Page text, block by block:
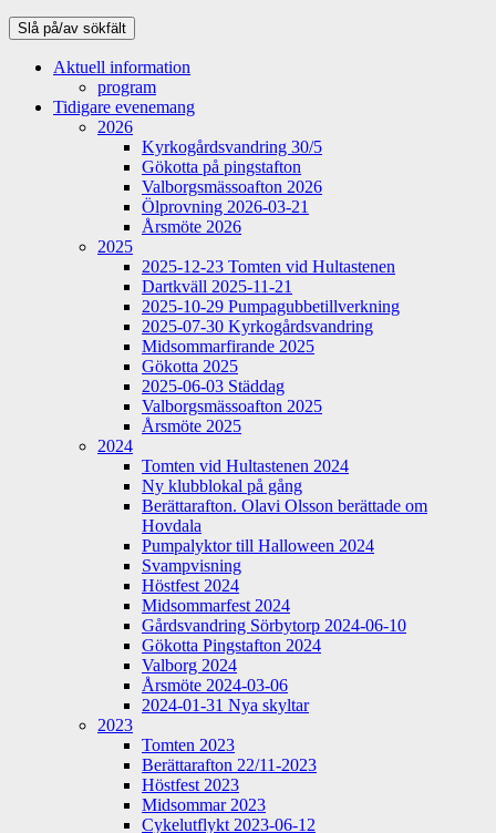
Slå på/av sökfält
Aktuell information
program
Tidigare evenemang
2026
Kyrkogårdsvandring 30/5
Gökotta på pingstafton
Valborgsmässoafton 2026
Ölprovning 2026-03-21
Årsmöte 2026
2025
2025-12-23 Tomten vid Hultastenen
Dartkväll 2025-11-21
2025-10-29 Pumpagubbetillverkning
2025-07-30 Kyrkogårdsvandring
Midsommarfirande 2025
Gökotta 2025
2025-06-03 Städdag
Valborgsmässoafton 2025
Årsmöte 2025
2024
Tomten vid Hultastenen 2024
Ny klubblokal på gång
Berättarafton. Olavi Olsson berättade om
Hovdala
Pumpalyktor till Halloween 2024
Svampvisning
Höstfest 2024
Midsommarfest 2024
Gårdsvandring Sörbytorp 2024-06-10
Gökotta Pingstafton 2024
Valborg 2024
Årsmöte 2024-03-06
2024-01-31 Nya skyltar
2023
Tomten 2023
Berättarafton 22/11-2023
Höstfest 2023
Midsommar 2023
Cykelutflykt 2023-06-12